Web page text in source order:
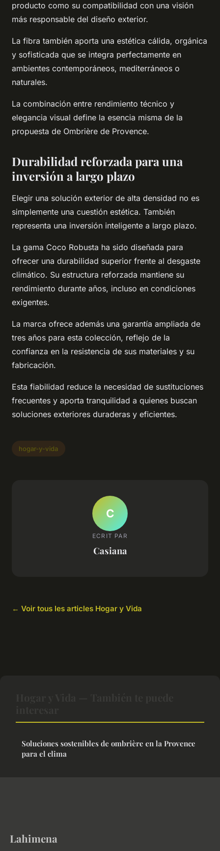
producto como su compatibilidad con una visión
más responsable del diseño exterior.
La fibra también aporta una estética cálida, orgánica
y sofisticada que se integra perfectamente en
ambientes contemporáneos, mediterráneos o
naturales.
La combinación entre rendimiento técnico y
elegancia visual define la esencia misma de la
propuesta de Ombrière de Provence.
Durabilidad reforzada para una
inversión a largo plazo
Elegir una solución exterior de alta densidad no es
simplemente una cuestión estética. También
representa una inversión inteligente a largo plazo.
La gama Coco Robusta ha sido diseñada para
ofrecer una durabilidad superior frente al desgaste
climático. Su estructura reforzada mantiene su
rendimiento durante años, incluso en condiciones
exigentes.
La marca ofrece además una garantía ampliada de
tres años para esta colección, reflejo de la
confianza en la resistencia de sus materiales y su
fabricación.
Esta fiabilidad reduce la necesidad de sustituciones
frecuentes y aporta tranquilidad a quienes buscan
soluciones exteriores duraderas y eficientes.
hogar-y-vida
C
ECRIT PAR
Casiana
← Voir tous les articles Hogar y Vida
Soluciones sostenibles de ombrière en la Provence
para el clima
Lahimena